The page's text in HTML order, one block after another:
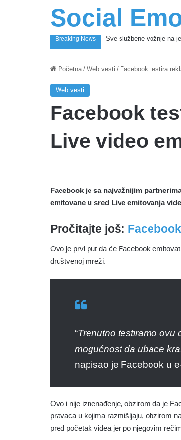
Social
Breaking News Sve službene vožnje na
Početna / Web vesti / Facebook testira
Web vesti
Facebook
Live video
Facebook je sa najvažnijim
emitovane u sred Live emitovanja
Pročitajte još:
Ovo je prvi put da će Facebook
društvenoj mreži.
“Trenutno testiramo ovu
mogućnost da ubace
napisao je Facebook u
Ovo i nije iznenađenje, obzirom da je
pravaca u kojima razmišljaju, obzirom
pred početak videa jer po njegovim